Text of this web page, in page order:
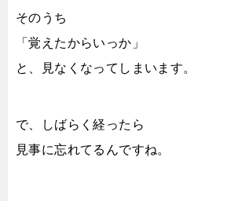
そのうち
「覚えたからいっか」
と、見なくなってしまいます。
で、しばらく経ったら
見事に忘れてるんですね。